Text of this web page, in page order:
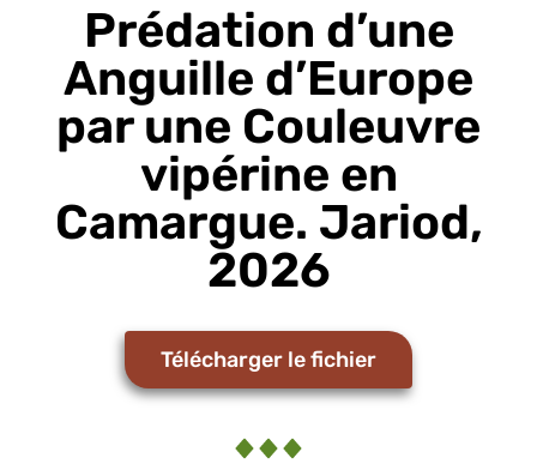
Prédation d’une
Anguille d’Europe
par une Couleuvre
vipérine en
Camargue. Jariod,
2026
Télécharger le fichier